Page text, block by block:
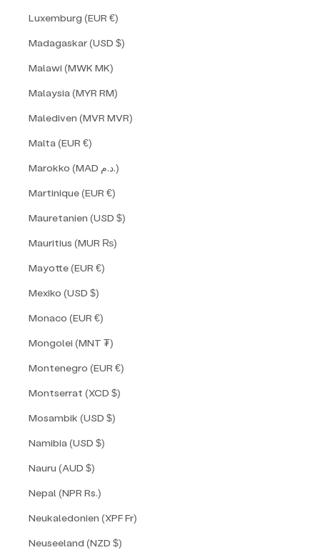
Luxemburg (EUR €)
Madagaskar (USD $)
Malawi (MWK MK)
Malaysia (MYR RM)
Malediven (MVR MVR)
Malta (EUR €)
Marokko (MAD د.م.)
Martinique (EUR €)
Mauretanien (USD $)
Mauritius (MUR ₨)
Mayotte (EUR €)
Mexiko (USD $)
Monaco (EUR €)
Mongolei (MNT ₮)
Montenegro (EUR €)
Montserrat (XCD $)
Mosambik (USD $)
Namibia (USD $)
Nauru (AUD $)
Nepal (NPR Rs.)
Neukaledonien (XPF Fr)
Neuseeland (NZD $)